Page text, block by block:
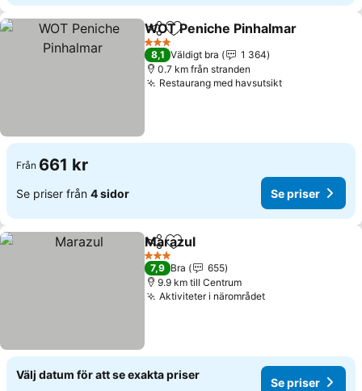
Dela Lägg till i Mina Favoriter
WOT Peniche Pinhalmar
3 Stjärnor
8,1 Väldigt bra
1 364
0.7 km från stranden
Restaurang med havsutsikt
Från 661 kr
Se priser från 4 sidor Se priser
Dela Lägg till i Mina Favoriter
Marazul
3 Stjärnor
7,9 Bra
655
9.9 km till Centrum
Aktiviteter i närområdet
Välj datum för att se exakta priser
Se priser